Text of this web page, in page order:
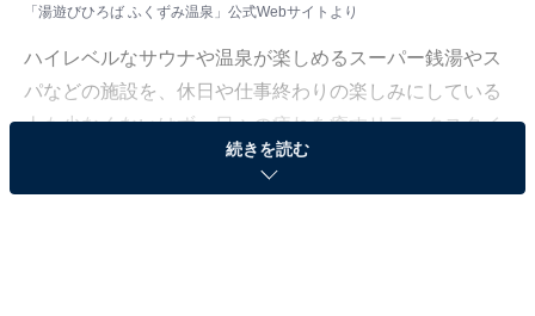
「湯遊びひろば ふくずみ温泉」公式Webサイトより
ハイレベルなサウナや温泉が楽しめるスーパー銭湯やス
パなどの施設を、休日や仕事終わりの楽しみにしている
人も少なくないはず。日々の疲れを癒すリラックスタイ
ムは、何物にも代えがたい時間ですよね。しかし、近年
では高い人気をほこる施設も多く、どこに行けばよいか
続きを読む